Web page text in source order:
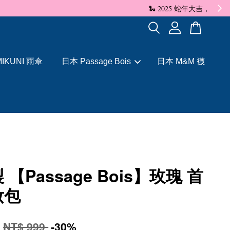
雨傘 日本 Passage Bois 日本 M&M 襪
【Passage Bois】玫瑰 首
NT$ 999-30%